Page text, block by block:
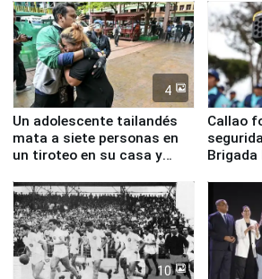
4
Un adolescente tailandés
mata a siete personas en
un tiroteo en su casa y
Callao
Brigada
10